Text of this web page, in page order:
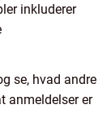
inkluderer
se, hvad andre
anmeldelser er